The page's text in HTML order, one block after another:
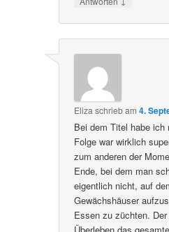
Eliza schriebam4.
Bei dem Titel habe
Folge war wirklich
zum anderen der
Ende, bei dem man
eigentlich nicht, auf
Gewächshäuser
Essen zu züchten.